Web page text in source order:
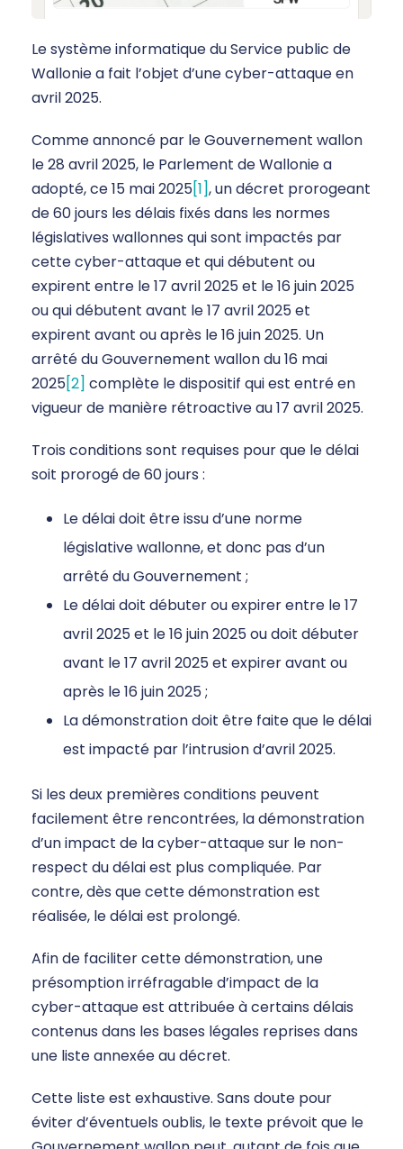
Le système informatique du Service public de
Wallonie a fait l’objet d’une cyber-attaque en
avril 2025.
Comme annoncé par le Gouvernement wallon
le 28 avril 2025, le Parlement de Wallonie a
adopté, ce 15 mai 2025[1], un décret prorogeant
de 60 jours les délais fixés dans les normes
législatives wallonnes qui sont impactés par
cette cyber-attaque et qui débutent ou
expirent entre le 17 avril 2025 et le 16 juin 2025
ou qui débutent avant le 17 avril 2025 et
expirent avant ou après le 16 juin 2025. Un
arrêté du Gouvernement wallon du 16 mai
2025[2] complète le dispositif qui est entré en
vigueur de manière rétroactive au 17 avril 2025.
Trois conditions sont requises pour que le délai
soit prorogé de 60 jours :
Le délai doit être issu d’une norme
législative wallonne, et donc pas d’un
arrêté du Gouvernement ;
Le délai doit débuter ou expirer entre le 17
avril 2025 et le 16 juin 2025 ou doit débuter
avant le 17 avril 2025 et expirer avant ou
après le 16 juin 2025 ;
La démonstration doit être faite que le délai
est impacté par l’intrusion d’avril 2025.
Si les deux premières conditions peuvent
facilement être rencontrées, la démonstration
d’un impact de la cyber-attaque sur le non-
respect du délai est plus compliquée. Par
contre, dès que cette démonstration est
réalisée, le délai est prolongé.
Afin de faciliter cette démonstration, une
présomption irréfragable d’impact de la
cyber-attaque est attribuée à certains délais
contenus dans les bases légales reprises dans
une liste annexée au décret.
Cette liste est exhaustive. Sans doute pour
éviter d’éventuels oublis, le texte prévoit que le